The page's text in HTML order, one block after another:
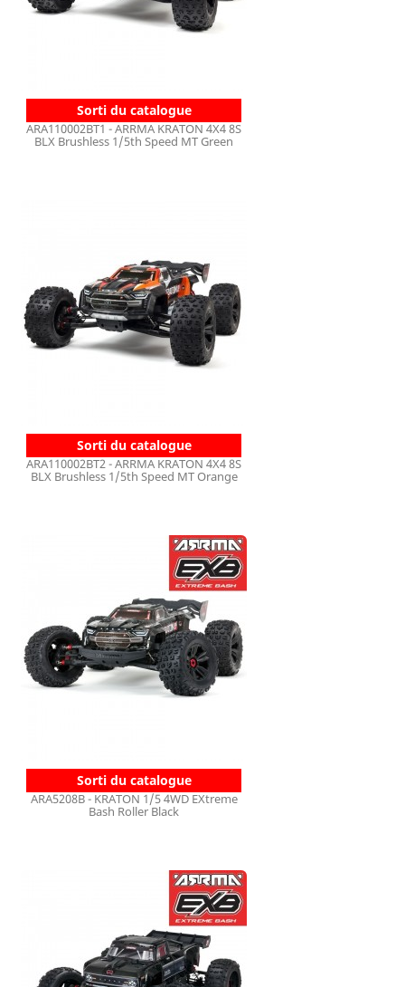
Sorti du catalogue
ARA110002BT1 - ARRMA KRATON 4X4 8S
BLX Brushless 1/5th Speed MT Green
Sorti du catalogue
ARA110002BT2 - ARRMA KRATON 4X4 8S
BLX Brushless 1/5th Speed MT Orange
Sorti du catalogue
ARA5208B - KRATON 1/5 4WD EXtreme
Bash Roller Black